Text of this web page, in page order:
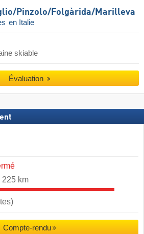
​Pinzolo/​Folgàrida/​Marilleva
en Italie
skiable
Évaluation
225 km
Compte-rendu